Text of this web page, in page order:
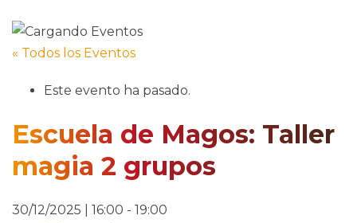
« Todos los Eventos
Este evento ha pasado.
Escuela de Magos: Taller
magia 2 grupos
30/12/2025 | 16:00 - 19:00